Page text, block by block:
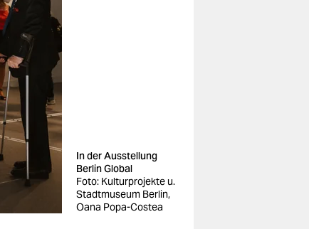
In der Ausstellung
Berlin Global
Foto: Kulturprojekte u.
Stadtmuseum Berlin,
Oana Popa-Costea